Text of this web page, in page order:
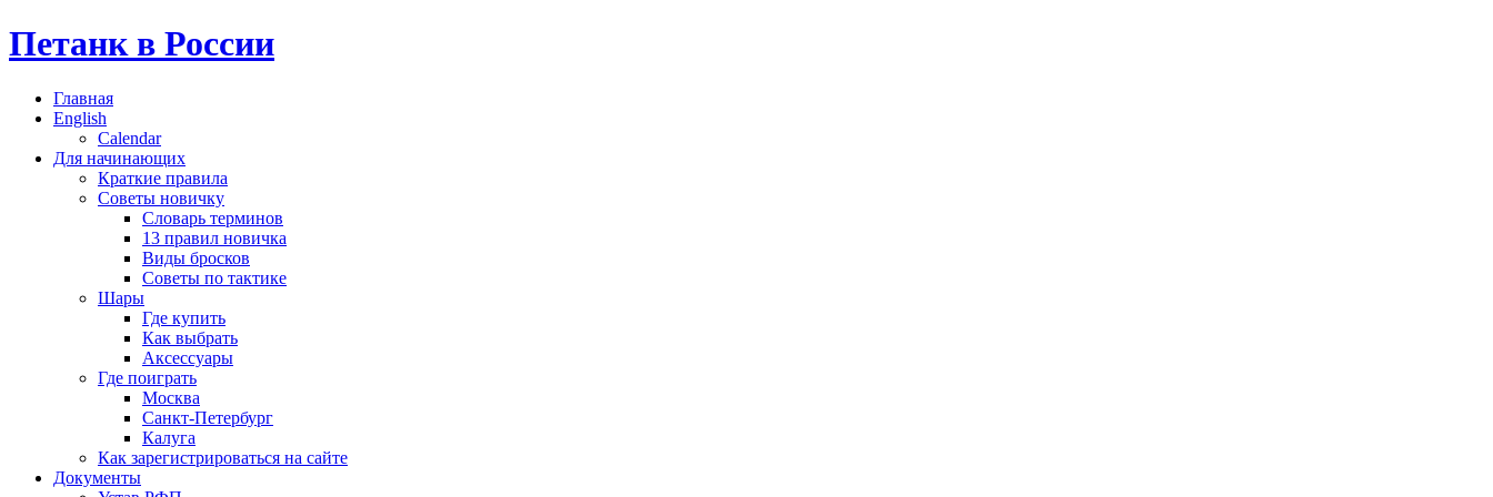
Петанк в России
Главная
English
Calendar
Для начинающих
Краткие правила
Советы новичку
Словарь терминов
13 правил новичка
Виды бросков
Советы по тактике
Шары
Где купить
Как выбрать
Аксессуары
Где поиграть
Москва
Санкт-Петербург
Калуга
Как зарегистрироваться на сайте
Документы